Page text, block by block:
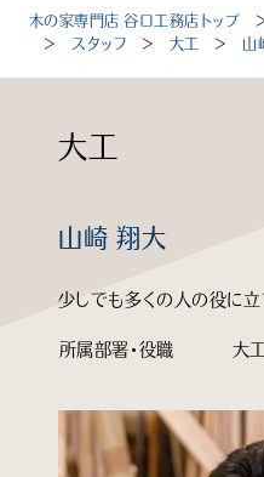
トップ
知る
見る
学ぶ
よくあるご質問
木の家専門店 谷口工務店トップ
＞ スタッフ ＞ 大工 ＞ 山
大工
山崎 翔大
少しでも多くの人の役に
所属部署・役職 大工